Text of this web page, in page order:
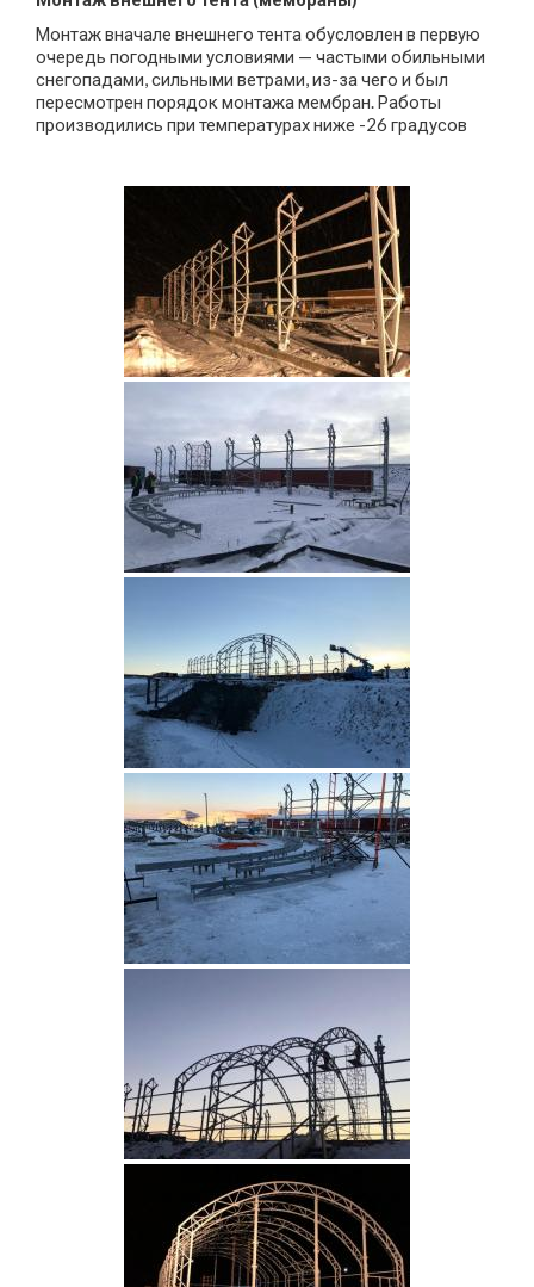
Монтаж вначале внешнего тента обусловлен в первую
очередь погодными условиями — частыми обильными
снегопадами, сильными ветрами, из-за чего и был
пересмотрен порядок монтажа мембран. Работы
производились при температурах ниже -26 градусов